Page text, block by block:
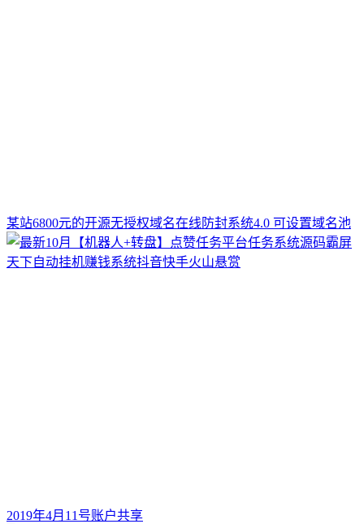
某站6800元的开源无授权域名在线防封系统4.0 可设置域名池
2019年4月11号账户共享